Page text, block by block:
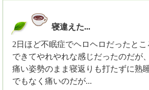
寝違えた...
2日ほど不眠症でヘロヘロだったと
できてやれやれな感じだったのだが
痛い姿勢のまま寝返りも打たずに熟
でもなく痛いのだが...